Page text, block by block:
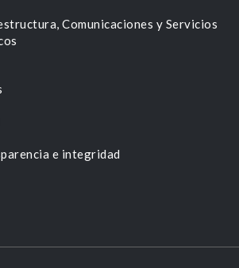
Comunicaciones y Servicios
e integridad